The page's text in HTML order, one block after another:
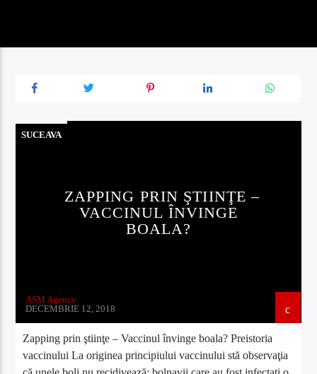
SUCEAVA
ZAPPING PRIN ŞTIINŢE –
VACCINUL ÎNVINGE
BOALA?
ASM Agency
DECEMBRIE 12, 2018
Zapping prin ştiinţe – Vaccinul învinge boala? Preistoria
vaccinului La originea principiului vaccinului stă observaţia